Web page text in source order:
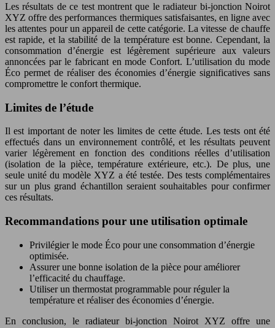
Les résultats de ce test montrent que le radiateur bi-jonction Noirot
XYZ offre des performances thermiques satisfaisantes, en ligne avec
les attentes pour un appareil de cette catégorie. La vitesse de chauffe
est rapide, et la stabilité de la température est bonne. Cependant, la
consommation d’énergie est légèrement supérieure aux valeurs
annoncées par le fabricant en mode Confort. L’utilisation du mode
Éco permet de réaliser des économies d’énergie significatives sans
compromettre le confort thermique.
Limites de l’étude
Il est important de noter les limites de cette étude. Les tests ont été
effectués dans un environnement contrôlé, et les résultats peuvent
varier légèrement en fonction des conditions réelles d’utilisation
(isolation de la pièce, température extérieure, etc.). De plus, une
seule unité du modèle XYZ a été testée. Des tests complémentaires
sur un plus grand échantillon seraient souhaitables pour confirmer
ces résultats.
Recommandations pour une utilisation optimale
Privilégier le mode Éco pour une consommation d’énergie
optimisée.
Assurer une bonne isolation de la pièce pour améliorer
l’efficacité du chauffage.
Utiliser un thermostat programmable pour réguler la
température et réaliser des économies d’énergie.
En conclusion, le radiateur bi-jonction Noirot XYZ offre une